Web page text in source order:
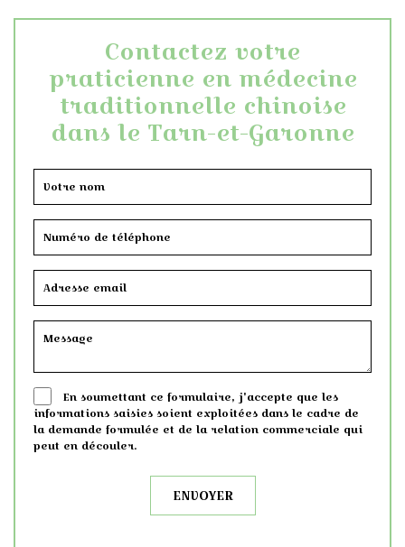
Contactez votre
praticienne en médecine
traditionnelle chinoise
dans le Tarn-et-Garonne
En soumettant ce formulaire, j'accepte que les
informations saisies soient exploitées dans le cadre de
la demande formulée et de la relation commerciale qui
peut en découler.